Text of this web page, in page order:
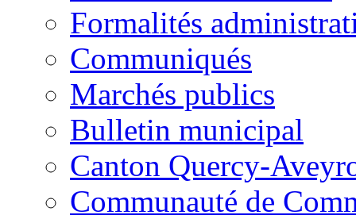
Formalités
Communiqués
Marchés publics
Bulletin municipal
Canton Quercy-
Communauté de